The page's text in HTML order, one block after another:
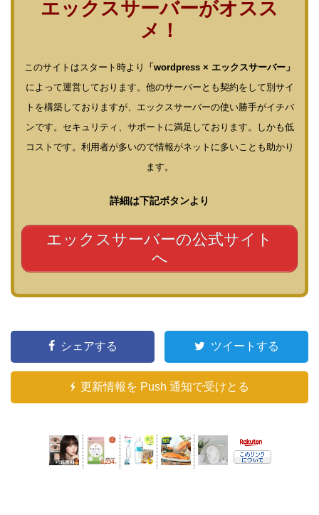
エックスサーバーがオスス
メ！
このサイトはスタート時より
「wordpress × エックスサーバー」
によって運営しております。他のサーバーとも契約をして別サイ
トを構築しておりますが、エックスサーバーの使い勝手がイチバ
ンです。セキュリティ、サポートに満足しております。しかも低
コストです。利用者が多いので情報がネットに多いことも助かり
ます。
詳細は下記ボタンより
エックスサーバーの公式サイト
へ
シェアする ツイートする
更新情報を Push 通知で受けとる